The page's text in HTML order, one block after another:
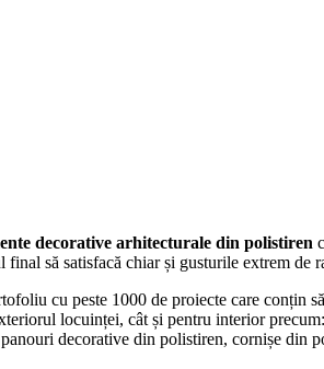
decorative arhitecturale din polistiren
să satisfacă chiar și gusturile extrem de
cu peste 1000 de proiecte care conțin
locuinței, cât și pentru interior
decorative din polistiren, cornișe din